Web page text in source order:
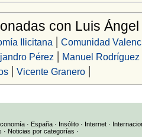
con Luis Ángel
Ilicitana | Comunidad
Pérez | Manuel Rodríguez
| Vicente Granero|
· España · Insólito · Internet ·
· Noticias por categorías ·